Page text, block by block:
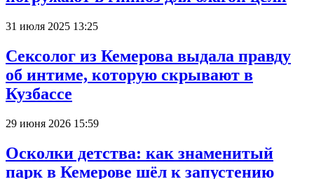
31 июля 2025 13:25
Сексолог из Кемерова выдала правду
об интиме, которую скрывают в
Кузбассе
29 июня 2026 15:59
Осколки детства: как знаменитый
парк в Кемерове шёл к запустению